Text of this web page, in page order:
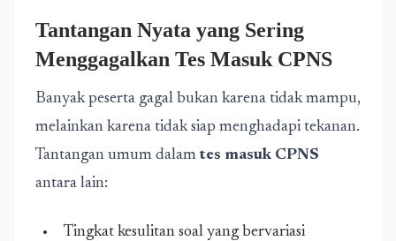
Tantangan Nyata yang Sering
Menggagalkan Tes Masuk CPNS
Banyak peserta gagal bukan karena tidak mampu,
melainkan karena tidak siap menghadapi tekanan.
Tantangan umum dalam tes masuk CPNS
antara lain:
Tingkat kesulitan soal yang bervariasi